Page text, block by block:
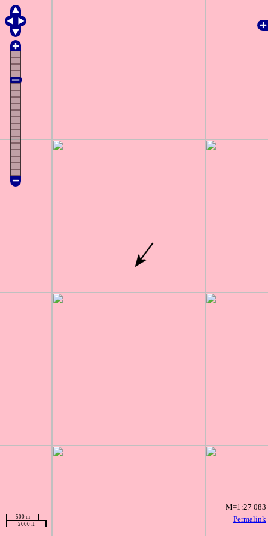
Permalink
500 m
2000 ft
M=1:27 083